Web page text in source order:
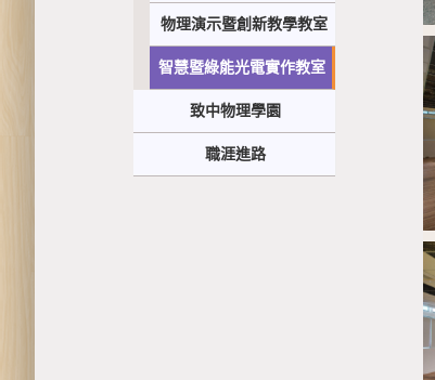
物理演示暨創新教學教室
智慧暨綠能光電實作教室
致中物理學園
職涯進路